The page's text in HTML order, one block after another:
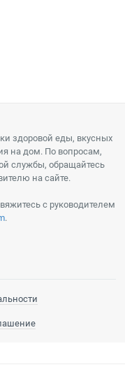
здоровой еды, вкусных
на дом. По вопросам,
службы, обращайтесь
на сайте.
с руководителем
.